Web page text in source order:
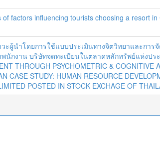
of factors influencing tourists choosing a resort
ะผู้นำโดยการใช้แบบประเมินทางจิตวิทยาและกา
นักงาน บริษัทจดทะเบียนในตลาดหลักทรัพย์แห่งประ
THROUGH PSYCHOMETRIC & COGNITIVE
CASE STUDY: HUMAN RESOURCE
POSTED IN STOCK EXCHAGE OF